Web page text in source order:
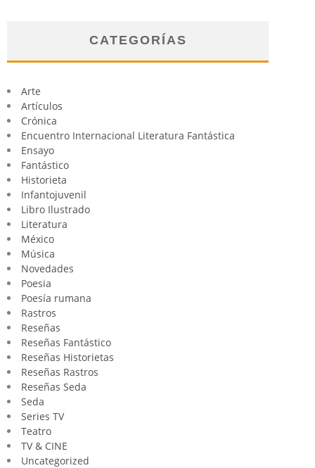
CATEGORÍAS
Arte
Artículos
Crónica
Encuentro Internacional Literatura Fantástica
Ensayo
Fantástico
Historieta
Infantojuvenil
Libro Ilustrado
Literatura
México
Música
Novedades
Poesia
Poesía rumana
Rastros
Reseñas
Reseñas Fantástico
Reseñas Historietas
Reseñas Rastros
Reseñas Seda
Seda
Series TV
Teatro
TV & CINE
Uncategorized